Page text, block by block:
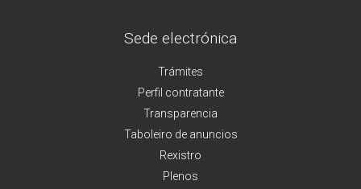
Sede electrónica
Trámites
Perfil contratante
Transparencia
Taboleiro de anuncios
Rexistro
Plenos